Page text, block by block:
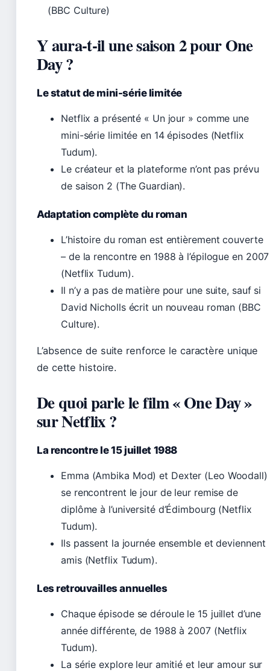
(BBC Culture)
Y aura-t-il une saison 2 pour One
Day ?
Le statut de mini-série limitée
Netflix a présenté « Un jour » comme une
mini-série limitée en 14 épisodes (Netflix
Tudum).
Le créateur et la plateforme n’ont pas prévu
de saison 2 (The Guardian).
Adaptation complète du roman
L’histoire du roman est entièrement couverte
– de la rencontre en 1988 à l’épilogue en 2007
(Netflix Tudum).
Il n’y a pas de matière pour une suite, sauf si
David Nicholls écrit un nouveau roman (BBC
Culture).
L’absence de suite renforce le caractère unique
de cette histoire.
De quoi parle le film « One Day »
sur Netflix ?
La rencontre le 15 juillet 1988
Emma (Ambika Mod) et Dexter (Leo Woodall)
se rencontrent le jour de leur remise de
diplôme à l’université d’Édimbourg (Netflix
Tudum).
Ils passent la journée ensemble et deviennent
amis (Netflix Tudum).
Les retrouvailles annuelles
Chaque épisode se déroule le 15 juillet d’une
année différente, de 1988 à 2007 (Netflix
Tudum).
La série explore leur amitié et leur amour sur